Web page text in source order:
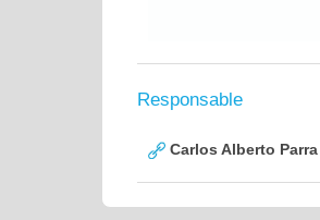
Responsable
Carlos Alberto